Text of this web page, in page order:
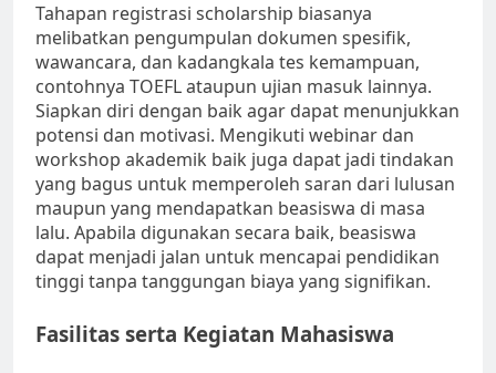
Tahapan registrasi scholarship biasanya
melibatkan pengumpulan dokumen spesifik,
wawancara, dan kadangkala tes kemampuan,
contohnya TOEFL ataupun ujian masuk lainnya.
Siapkan diri dengan baik agar dapat menunjukkan
potensi dan motivasi. Mengikuti webinar dan
workshop akademik baik juga dapat jadi tindakan
yang bagus untuk memperoleh saran dari lulusan
maupun yang mendapatkan beasiswa di masa
lalu. Apabila digunakan secara baik, beasiswa
dapat menjadi jalan untuk mencapai pendidikan
tinggi tanpa tanggungan biaya yang signifikan.
Fasilitas serta Kegiatan Mahasiswa